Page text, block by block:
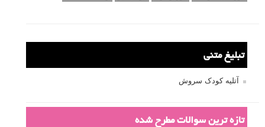
تبلیغ متنی
آتلیه کودک سروش
تازه ترین سوالات مطرح شده